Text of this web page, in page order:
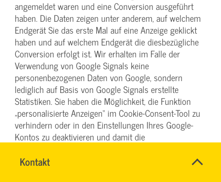
Kontakt
DENISE
Name*
angemeldet waren und eine Conversion ausgeführt
haben. Die Daten zeigen unter anderem, auf welchem
Endgerät Sie das erste Mal auf eine Anzeige geklickt
haben und auf welchem Endgerät die diesbezügliche
Conversion erfolgt ist. Wir erhalten im Falle der
Verwendung von Google Signals keine
personenbezogenen Daten von Google, sondern
lediglich auf Basis von Google Signals erstellte
Statistiken. Sie haben die Möglichkeit, die Funktion
„personalisierte Anzeigen“ im Cookie-Consent-Tool zu
verhindern oder in den Einstellungen Ihres Google-
Kontos zu deaktivieren und damit die
Google Signals abzustellen. Folgen Sie hierzu den